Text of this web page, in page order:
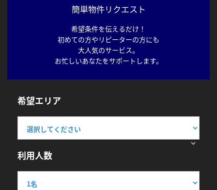
簡単物件リクエスト
希望条件を伝えるだけ！
初めての方やリピーターの方にも
大人気のサービス。
お忙しいあなたをサポートします。
希望エリア
利用人数